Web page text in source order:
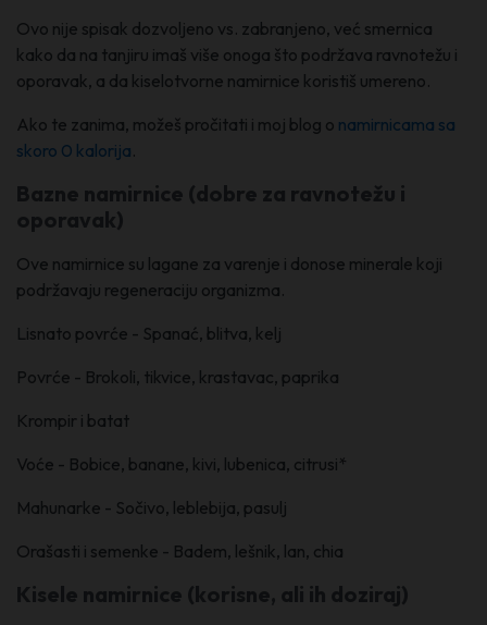
Ovo nije spisak dozvoljeno vs. zabranjeno, već smernica
kako da na tanjiru imaš više onoga što podržava ravnotežu i
oporavak, a da kiselotvorne namirnice koristiš umereno.
Ako te zanima, možeš pročitati i moj blog o namirnicama sa
skoro 0 kalorija.
Bazne namirnice (dobre za ravnotežu i
oporavak)
Ove namirnice su lagane za varenje i donose minerale koji
podržavaju regeneraciju organizma.
Lisnato povrće - Spanać, blitva, kelj
Povrće - Brokoli, tikvice, krastavac, paprika
Krompir i batat
Voće - Bobice, banane, kivi, lubenica, citrusi*
Mahunarke - Sočivo, leblebija, pasulj
Orašasti i semenke - Badem, lešnik, lan, chia
Kisele namirnice (korisne, ali ih doziraj)